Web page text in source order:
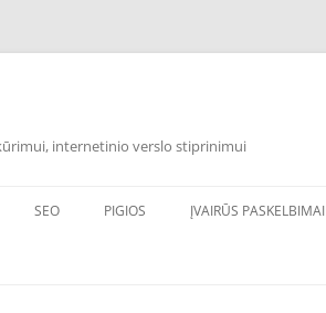
internetinio verslo stiprinimui
SEO PIGIOS ĮVAIRŪS PASKELBIMAI